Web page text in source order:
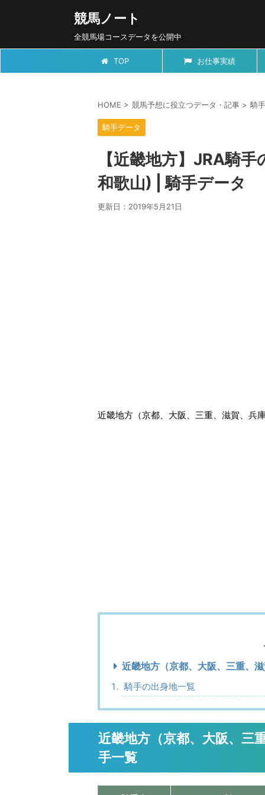
競馬ノート
全競馬場コースデータを公開中
TOP お仕事実績
HOME > 競馬予想に役立つデータ・記事 > 騎
騎手データ
【近畿地方】JRA騎
和歌山) | 騎手データ
更新日： 2019年5月21日
近畿地方（京都、大阪、三重、滋賀、兵
近畿地方（京都、大阪、三重、
騎手の出身地一覧
近畿地方（京都、大阪、三
手一覧